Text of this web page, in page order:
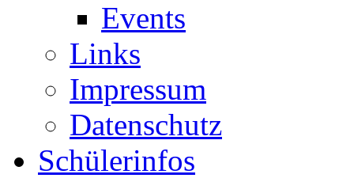
Events
Links
Impressum
Datenschutz
Schülerinfos